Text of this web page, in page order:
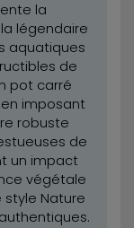
la
légendaire
aquatiques
de
pot carré
imposant
robuste
de
un impact
végétale
Nature